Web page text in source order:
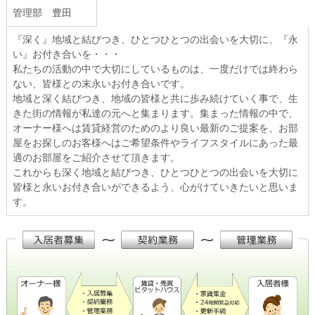
管理部 豊田
『深く』地域と結びつき、ひとつひとつの出会いを大切に、『永
い』お付き合いを・・・
私たちの活動の中で大切にしているものは、一度だけでは終わら
ない、皆様との末永いお付き合いです。
地域と深く結びつき、地域の皆様と共に歩み続けていく事で、生
きた街の情報が私達の元へと集まります。集まった情報の中で、
オーナー様へは賃貸経営のためのより良い最新のご提案を、お部
屋をお探しのお客様へはご希望条件やライフスタイルにあった最
適のお部屋をご紹介させて頂きます。
これからも深く地域と結びつき、ひとつひとつの出会いを大切に
皆様と永いお付き合いができるよう、心がけていきたいと思いま
す。